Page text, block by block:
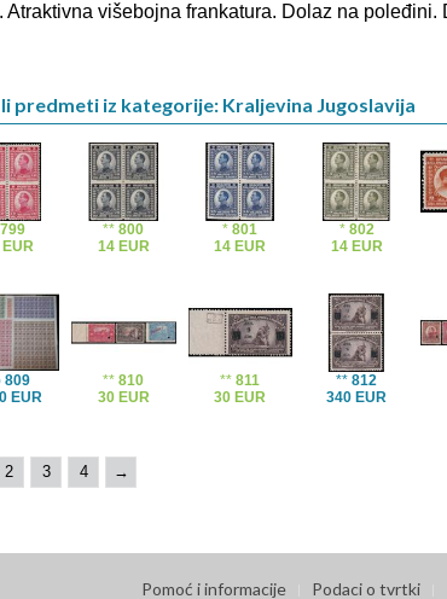
Atraktivna višebojna frankatura. Dolaz na poleđini.
predmeti iz kategorije: Kraljevina Jugoslavija
799
**800
14 EUR
*801
14 EUR
* 802
14 EUR
809
EUR
**810
30 EUR
**811
30 EUR
**812
340 EUR
2 3 4 →
Pomoć i informacije Podaci o tvrtki